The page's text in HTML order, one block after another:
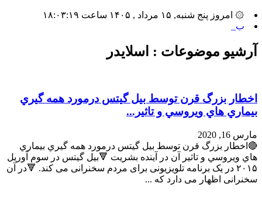
۞ امروز پنج شنبه, ۱۵ مرداد , ۱۴۰۵ ساعت ۱۸:۰۳:۱۹
بیشترین ت_
آرشیو موضوعات : اسلایدر
اخطار بزرگ قرن توسط بیل گیتس درمورد همه گيري
بيماري هاي ويروسي و تاثير...
مارس 16, 2020
🔴اخطار بزرگ قرن توسط بیل گیتس درمورد همه گيري بيماري
هاي ويروسي و تاثير آن در آينده بشريت 🔻بیل گیتس در سوم آوریل
٢٠١۵ در یک برنامه تلویزیونی برای مردم سخنرانی می کند. 🔻در آن
سخنرانی اظهار می دارد که ...